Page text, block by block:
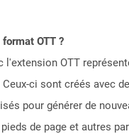
OTT ?
l'extension OTT
Ceux-ci sont créés avec
pour générer de
pieds de page et autres